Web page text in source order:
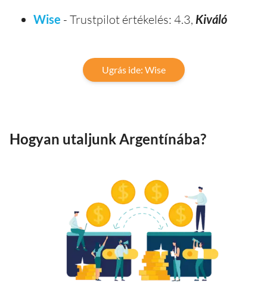
Wise - Trustpilot értékelés: 4.3, Kiváló
Ugrás ide: Wise
Hogyan utaljunk Argentínába?